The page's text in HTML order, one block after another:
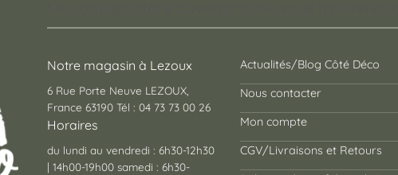
Notre magasin à Lezoux
6 Rue Porte Neuve LEZOUX,
France 63190 Tél : 04 73 73 00 26
Horaires
du lundi au vendredi : 6h30-12h30
| 14h00-19h00 samedi : 6h30-
Actualités/Blog Côté Déco
Nous contacter
Mon compte
CGV/Livraisons et Retours